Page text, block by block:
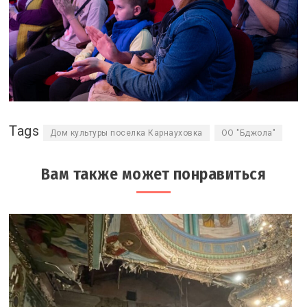
Tags Дом культуры поселка Карнауховка ОО "Бджола"
Вам также может понравиться